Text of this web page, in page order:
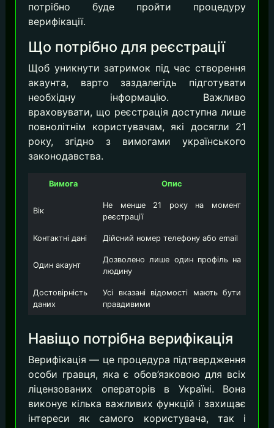
потрібно буде пройти процедуру
верифікації.
Що потрібно для реєстрації
Щоб уникнути затримок під час створення
акаунта, варто заздалегідь підготувати
необхідну інформацію. Важливо
враховувати, що реєстрація доступна лише
повнолітнім користувачам, які досягли 21
року, згідно з вимогами українського
законодавства.
Вимога Опис
Вік
Не менше 21 року на момент
реєстрації
Контактні дані Дійсний номер телефону або email
Один акаунт
Дозволено лише один профіль на
людину
Достовірність
даних
Усі вказані відомості мають бути
правдивими
Навіщо потрібна верифікація
Верифікація — це процедура підтвердження
особи гравця, яка є обов’язковою для всіх
ліцензованих операторів в Україні. Вона
виконує кілька важливих функцій і захищає
інтереси як самого користувача, так і